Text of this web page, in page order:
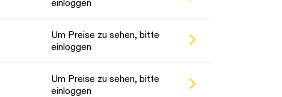
einloggen
Um Preise zu sehen, bitte
einloggen
Um Preise zu sehen, bitte
einloggen